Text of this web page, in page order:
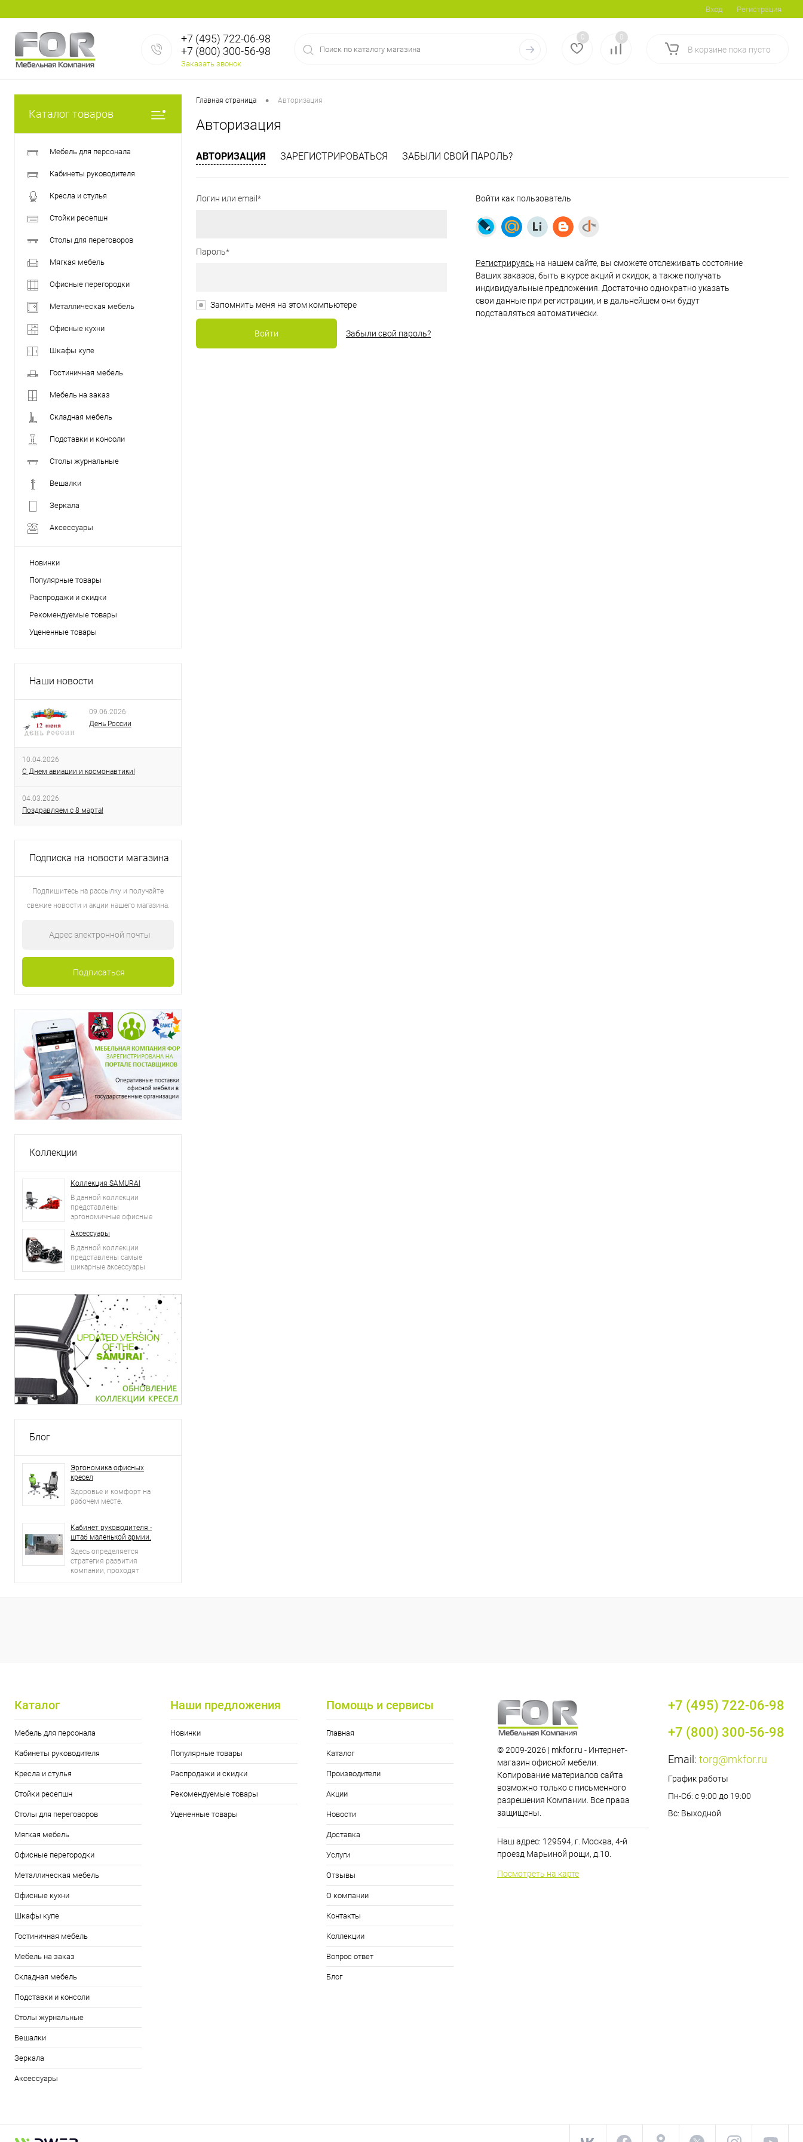
Вход Регистрация
+7 (495) 722-06-98
+7 (800) 300-56-98
Заказать звонок
0 0
В корзине пока пусто
Каталог товаров
Мебель для персонала
Кабинеты руководителя
Кресла и стулья
Стойки ресепшн
Столы для переговоров
Мягкая мебель
Офисные перегородки
Металлическая мебель
Офисные кухни
Шкафы купе
Гостиничная мебель
Мебель на заказ
Складная мебель
Подставки и консоли
Столы журнальные
Вешалки
Зеркала
Аксессуары
Новинки
Популярные товары
Распродажи и скидки
Рекомендуемые товары
Уцененные товары
Наши новости
09.06.2026
День России
10.04.2026
С Днем авиации и космонавтики!
04.03.2026
Поздравляем с 8 марта!
Подписка на новости магазина
Подпишитесь на рассылку и получайте
свежие новости и акции нашего магазина.
Коллекции
Коллекция SAMURAI
В данной коллекции
представлены
эргономичные офисные
Аксессуары
В данной коллекции
представлены самые
шикарные аксессуары
Блог
Эргономика офисных
кресел
Здоровье и комфорт на
рабочем месте.
Кабинет руководителя -
штаб маленькой армии.
Здесь определяется
стратегия развития
компании, проходят
Главная страница • Авторизация
Авторизация
АВТОРИЗАЦИЯ ЗАРЕГИСТРИРОВАТЬСЯ ЗАБЫЛИ СВОЙ ПАРОЛЬ?
Логин или email*
Пароль*
Запомнить меня на этом компьютере
Забыли свой пароль?
Войти как пользователь
Регистрируясь на нашем сайте, вы сможете отслеживать состояние
Ваших заказов, быть в курсе акций и скидок, а также получать
индивидуальные предложения. Достаточно однократно указать
свои данные при регистрации, и в дальнейшем они будут
подставляться автоматически.
Каталог
Мебель для персонала
Кабинеты руководителя
Кресла и стулья
Стойки ресепшн
Столы для переговоров
Мягкая мебель
Офисные перегородки
Металлическая мебель
Офисные кухни
Шкафы купе
Гостиничная мебель
Мебель на заказ
Складная мебель
Подставки и консоли
Столы журнальные
Вешалки
Зеркала
Аксессуары
Наши предложения
Новинки
Популярные товары
Распродажи и скидки
Рекомендуемые товары
Уцененные товары
Помощь и сервисы
Главная
Каталог
Производители
Акции
Новости
Доставка
Услуги
Отзывы
О компании
Контакты
Коллекции
Вопрос ответ
Блог
© 2009-2026 | mkfor.ru - Интернет-
магазин офисной мебели.
Копирование материалов сайта
возможно только с письменного
разрешения Компании. Все права
защищены.
Наш адрес: 129594, г. Москва, 4-й
проезд Марьиной рощи, д.10.
Посмотреть на карте
+7 (495) 722-06-98
+7 (800) 300-56-98
Email: torg@mkfor.ru
График работы
Пн-Сб: с 9:00 до 19:00
Вс: Выходной